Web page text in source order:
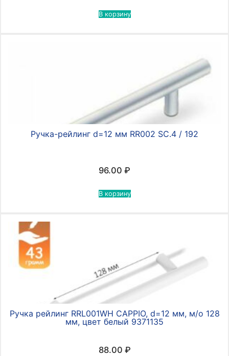
В корзину
Ручка-рейлинг d=12 мм RR002 SC.4 / 192
96.00 ₽
В корзину
Ручка рейлинг RRL001WH CAPPIO, d=12 мм, м/о 128
мм, цвет белый 9371135
88.00 ₽